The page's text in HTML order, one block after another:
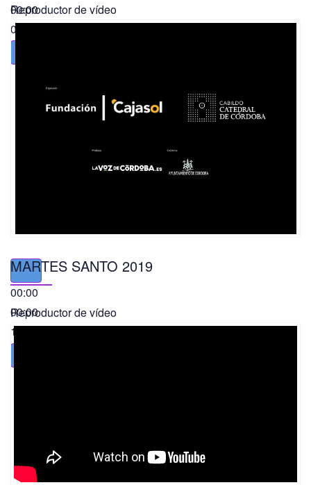
00:00
01:49
Reproductor de vídeo
00:00
00:00
11:56
MARTES SANTO 2019
Reproductor de vídeo